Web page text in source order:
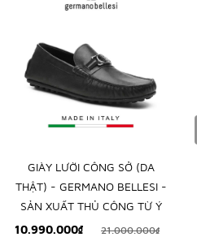
GIÀY LƯỜI CÔNG SỞ (DA
THẬT) - GERMANO BELLESI -
SẢN XUẤT THỦ CÔNG TỪ Ý
10.990.000₫
21.000.000₫